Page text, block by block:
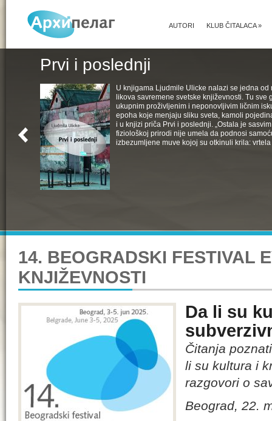
KLUB ČITALACA»
AUTORI
Prvi i poslednji
U knjigama Ljudmile Ulicke nalazi se jedna
likova savremene svetske književnosti. Tu sve
ukupnim proživljenim i neponovljivim ličnim
epoha koje menjaju sliku sveta, kamoli
i u knjizi priča Prvi i poslednji. „Ostala je
fiziološkoj prirodi nije umela da podnosi
izbezumljene muve kojoj su otkinuli krila:
14. BEOGRADSKI FESTIVAL
KNJIŽEVNOSTI
Da li su
Čitanja
li su kultura i
razgovori o
Beograd, 22.